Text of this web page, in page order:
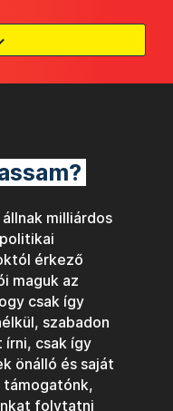
milliárdos
érkező
maguk az
csak így
szabadon
írni, csak így
önálló és saját
támogatónk,
folytatni